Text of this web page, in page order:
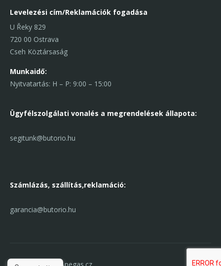
Levelezési cím/Reklamációk fogadása
U Řeky 829
720 00 Ostrava
Cseh Köztársaság
Munkaidő:
Nyitvatartás: H – P: 9:00 – 15:00
Ügyfélszolgálati vonalés a megrendelések állapota:
segitunk@butorio.hu
Számlázás, szállítás,reklamáció:
garancia@butorio.hu
© 2017 Nabytek-pegas.cz